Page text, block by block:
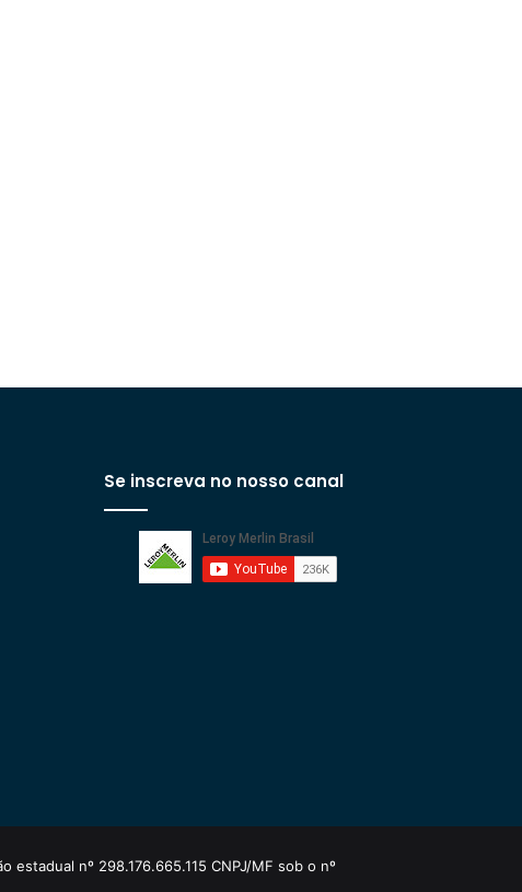
Se inscreva no nosso canal
nº 298.176.665.115 CNPJ/MF sob o nº